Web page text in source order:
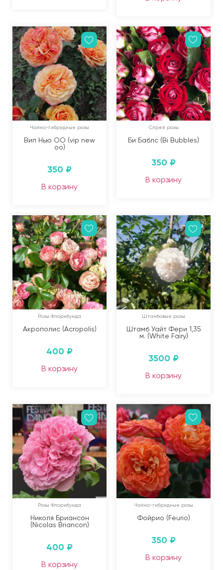
Чайно-гибридные розы
Вип Нью ОО (vip new
oo)
350 ₽
В корзину
Спрей розы
Би Баблс (Bi Bubbles)
350 ₽
В корзину
Розы Флорибунда
Акрополис (Acropolis)
400 ₽
В корзину
Штамбовые розы
Штамб Уайт Фери 1,35
м. (White Fairy)
3500 ₽
В корзину
Розы Флорибунда
Николя Бриансон
(Nicolas Briancon)
400 ₽
В корзину
Чайно-гибридные розы
Фойрио (Feurio)
350 ₽
В корзину